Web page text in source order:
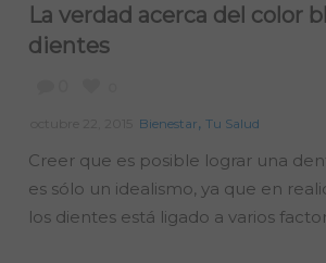
La verdad acerca del color
dientes
Bienestar, Tu Salud
Creer que es posible lograr una
es sólo un idealismo, ya que en
los dientes está ligado a varios